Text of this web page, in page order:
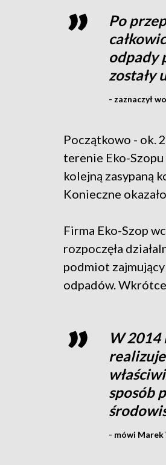
Po
odpady
zostały
- zaznaczył
Początkowo - ok.
terenie Eko-
kolejną zasypaną
Konieczne
Firma Eko-Szop
rozpoczęła
podmiot
odpadów. Wkrótce
W 2014
sposób
- mówi Marek